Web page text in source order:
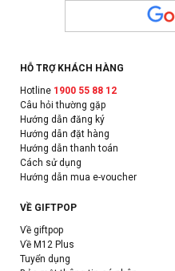
HỖ TRỢ KHÁCH HÀNG
Hotline 1900 55 88 12
Câu hỏi thường gặp
Hướng dẫn đăng ký
Hướng dẫn đặt hàng
Hướng dẫn thanh toán
Cách sử dụng
Hướng dẫn mua e-voucher
VỀ GIFTPOP
Về giftpop
Về M12 Plus
Tuyển dụng